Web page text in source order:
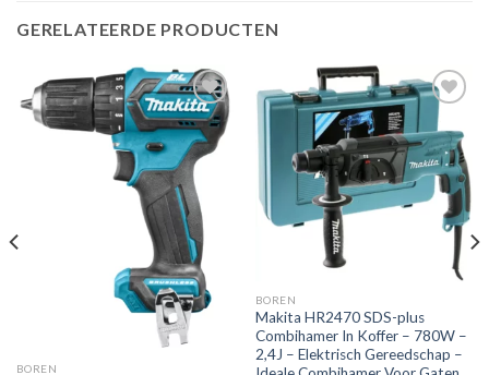
GERELATEERDE PRODUCTEN
Toevoegen
aan
verlanglijst
BOREN
Toevoegen
aan
verlanglijst
BOREN
Makita HR2470 SDS-plus
Combihamer In Koffer – 780W –
2,4J – Elektrisch Gereedschap –